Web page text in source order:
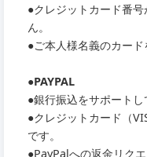
●クレジットカード番
ん。
●ご本人様名義のカード
●PAYPAL
●銀行振込をサポートし
●クレジットカード（
です。
●PayPalへの返金リクエ